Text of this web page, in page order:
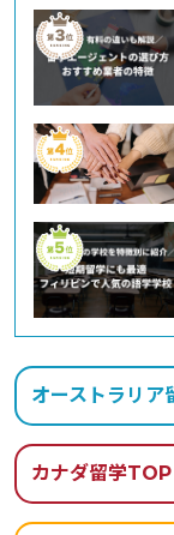
オーストラリア
カナダ留学TOP